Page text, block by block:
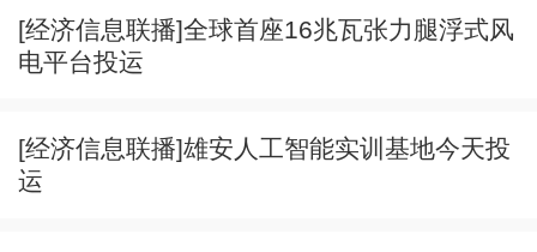
[经济信息联播]全球首座16兆瓦张力腿浮式风
电平台投运
[经济信息联播]雄安人工智能实训基地今天投
运